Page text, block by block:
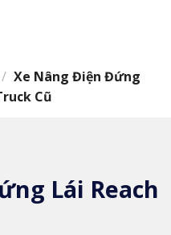
/ Xe Nâng Điện Đứng
Cũ
Lái Reach